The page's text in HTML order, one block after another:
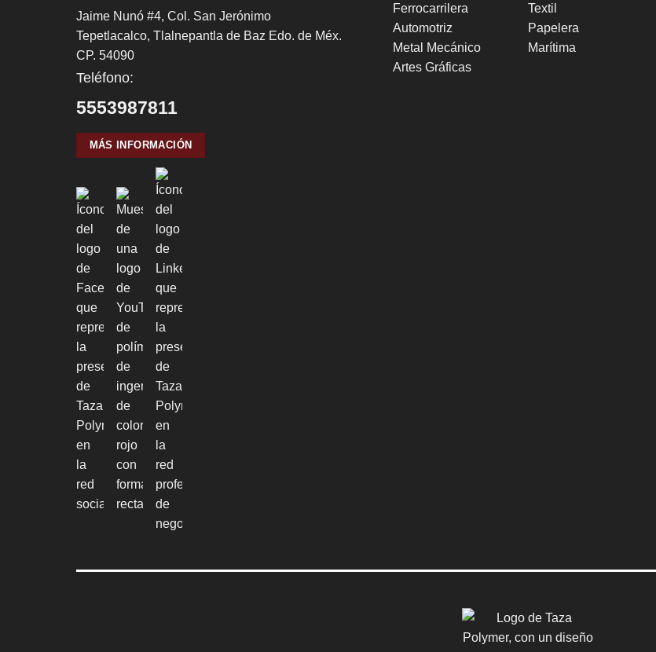
Jaime Nunó #4, Col. San Jerónimo
Tepetlacalco, Tlalnepantla de Baz Edo. de Méx.
CP. 54090
Teléfono:
5553987811
MÁS INFORMACIÓN
Ferrocarrilera
Automotriz
Metal Mecánico
Artes Gráficas
Textil
Papelera
Marítima